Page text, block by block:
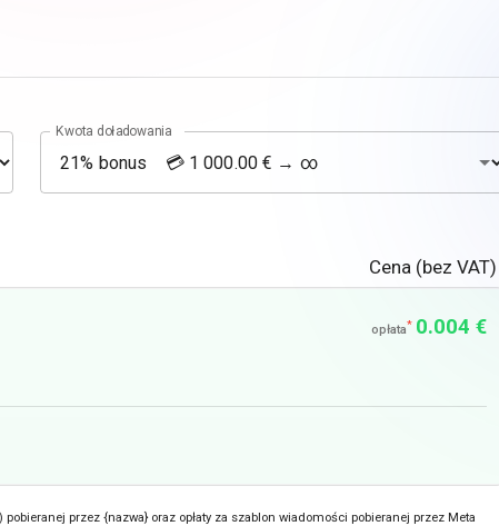
Kwota doładowania
Cena (bez VAT)
opłata* 0.004 €
przez {nazwa} oraz opłaty za szablon wiadomości pobieranej przez Meta